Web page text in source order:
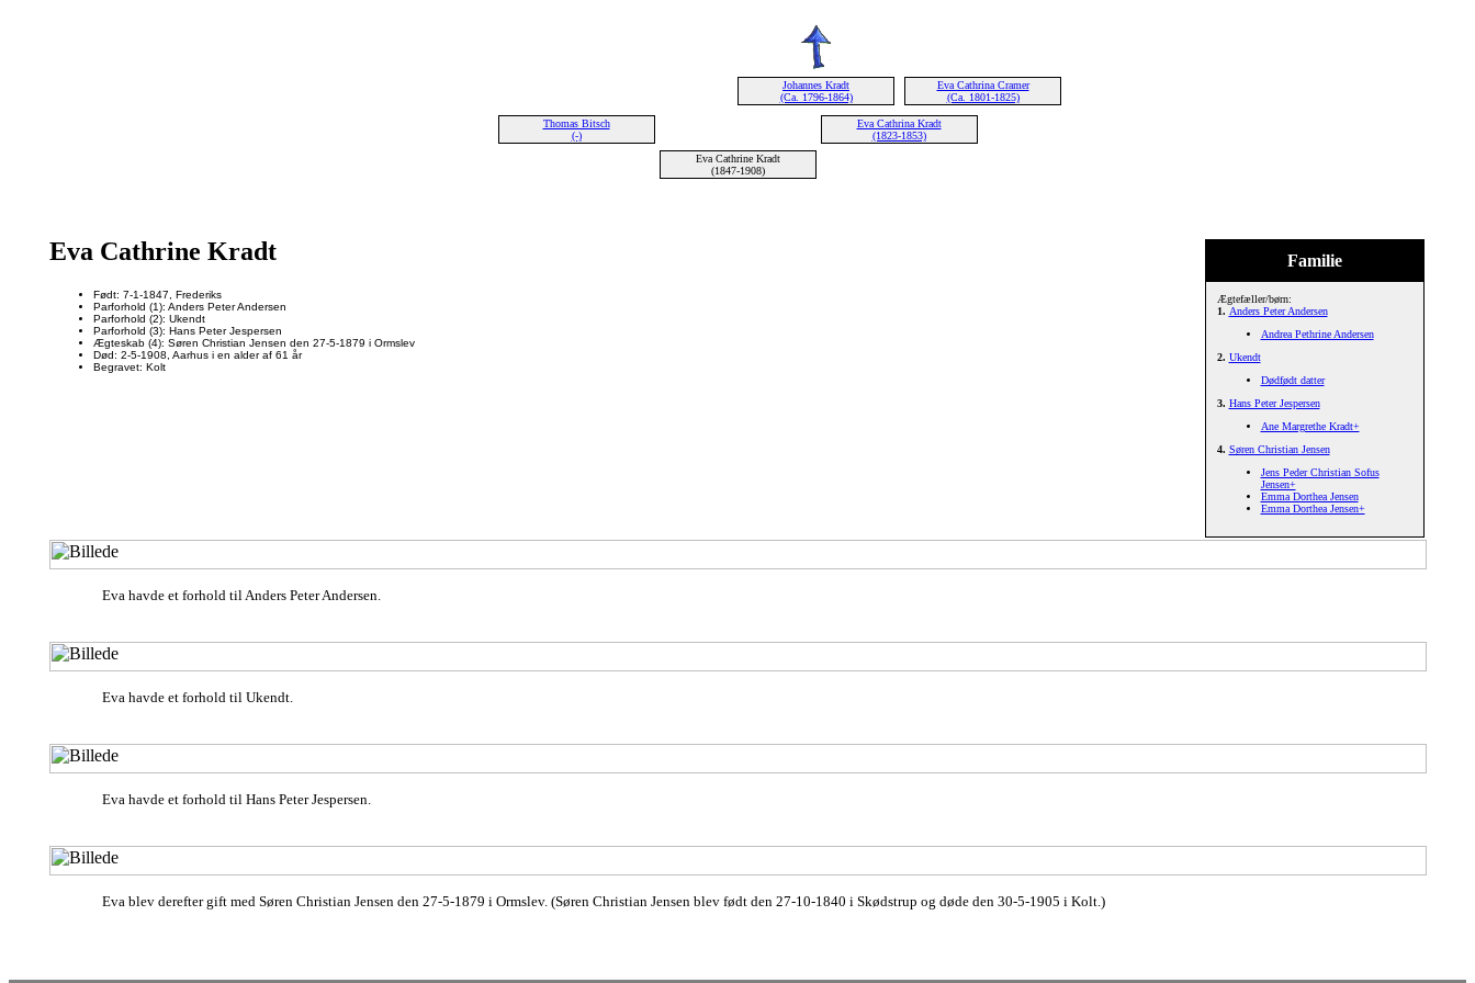
Johannes Kradt
(Ca. 1796-1864)
Eva Cathrina Cramer
(Ca. 1801-1825)
Thomas Bitsch
(-)
Eva Cathrina Kradt
(1823-1853)
Eva Cathrine Kradt
(1847-1908)
Familie
Ægtefæller/børn:
1. Anders Peter Andersen
Andrea Pethrine Andersen
2. Ukendt
Dødfødt datter
3. Hans Peter Jespersen
Ane Margrethe Kradt+
4. Søren Christian Jensen
Jens Peder Christian Sofus
Jensen+
Emma Dorthea Jensen
Emma Dorthea Jensen+
Eva Cathrine Kradt
Født: 7-1-1847, Frederiks
Parforhold (1): Anders Peter Andersen
Parforhold (2): Ukendt
Parforhold (3): Hans Peter Jespersen
Ægteskab (4): Søren Christian Jensen den 27-5-1879 i Ormslev
Død: 2-5-1908, Aarhus i en alder af 61 år
Begravet: Kolt
Eva havde et forhold til Anders Peter Andersen.
Eva havde et forhold til Ukendt.
Eva havde et forhold til Hans Peter Jespersen.
Eva blev derefter gift med Søren Christian Jensen den 27-5-1879 i Ormslev. (Søren Christian Jensen blev født den 27-10-1840 i Skødstrup og døde den 30-5-1905 i Kolt.)